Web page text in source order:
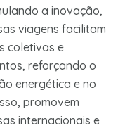
a inovação,
viagens facilitam
coletivas e
reforçando o
energética e no
promovem
internacionais e